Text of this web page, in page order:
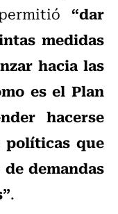
“dar
medidas
hacia las
es el Plan
hacerse
políticas que
demandas
.